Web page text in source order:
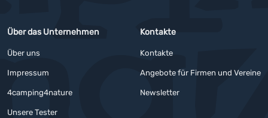
Über das Unternehmen
Über uns
Impressum
4camping4nature
Unsere Tester
Kontakte
Kontakte
Angebote für Firmen und Vereine
Newsletter